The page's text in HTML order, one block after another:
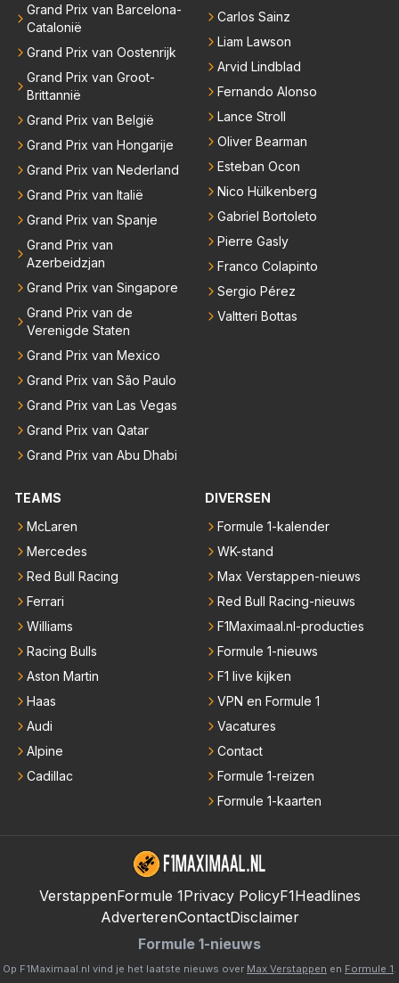
Grand Prix van Barcelona-
Catalonië
Grand Prix van Oostenrijk
Grand Prix van Groot-
Brittannië
Grand Prix van België
Grand Prix van Hongarije
Grand Prix van Nederland
Grand Prix van Italië
Grand Prix van Spanje
Grand Prix van
Azerbeidzjan
Grand Prix van Singapore
Grand Prix van de
Verenigde Staten
Grand Prix van Mexico
Grand Prix van São Paulo
Grand Prix van Las Vegas
Grand Prix van Qatar
Grand Prix van Abu Dhabi
Carlos Sainz
Liam Lawson
Arvid Lindblad
Fernando Alonso
Lance Stroll
Oliver Bearman
Esteban Ocon
Nico Hülkenberg
Gabriel Bortoleto
Pierre Gasly
Franco Colapinto
Sergio Pérez
Valtteri Bottas
TEAMS
McLaren
Mercedes
Red Bull Racing
Ferrari
Williams
Racing Bulls
Aston Martin
Haas
Audi
Alpine
Cadillac
DIVERSEN
Formule 1-kalender
WK-stand
Max Verstappen-nieuws
Red Bull Racing-nieuws
F1Maximaal.nl-producties
Formule 1-nieuws
F1 live kijken
VPN en Formule 1
Vacatures
Contact
Formule 1-reizen
Formule 1-kaarten
VerstappenFormule 1Privacy PolicyF1Headlines
AdverterenContactDisclaimer
Formule 1-nieuws
Op F1Maximaal.nl vind je het laatste nieuws over Max Verstappen en Formule 1